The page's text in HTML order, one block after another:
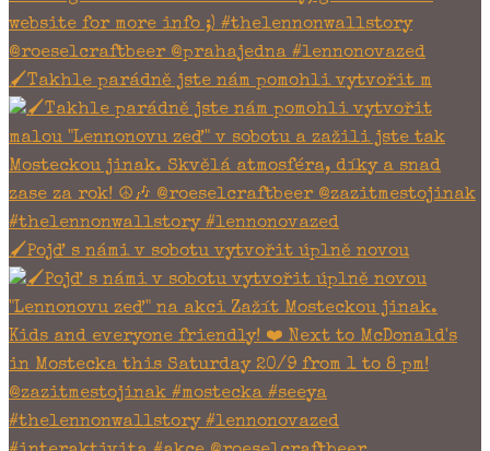
🖌Takhle parádně jste nám pomohli vytvořit m
🖌Pojď s námi v sobotu vytvořit úplně novou